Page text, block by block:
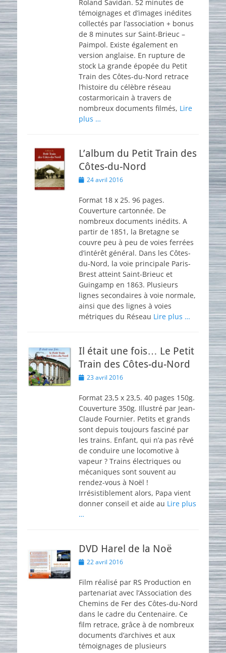
Roland Savidan. 52 minutes de
témoignages et d’images inédites
collectés par l’association + bonus
de 8 minutes sur Saint-Brieuc –
Paimpol. Existe également en
version anglaise. En rupture de
stock La grande épopée du Petit
Train des Côtes-du-Nord retrace
l’histoire du célèbre réseau
costarmoricain à travers de
nombreux documents filmés, Lire
plus …
L’album du Petit Train des
Côtes-du-Nord
Posted
24 avril 2016
Format 18 x 25. 96 pages.
Couverture cartonnée. De
nombreux documents inédits. A
partir de 1851, la Bretagne se
couvre peu à peu de voies ferrées
d’intérêt général. Dans les Côtes-
du-Nord, la voie principale Paris-
Brest atteint Saint-Brieuc et
Guingamp en 1863. Plusieurs
lignes secondaires à voie normale,
ainsi que des lignes à voies
métriques du Réseau Lire plus …
Il était une fois… Le Petit
Train des Côtes-du-Nord
Posted
23 avril 2016
Format 23,5 x 23,5. 40 pages 150g.
Couverture 350g. Illustré par Jean-
Claude Fournier. Petits et grands
sont depuis toujours fasciné par
les trains. Enfant, qui n’a pas rêvé
de conduire une locomotive à
vapeur ? Trains électriques ou
mécaniques sont souvent au
rendez-vous à Noël !
Irrésistiblement alors, Papa vient
donner conseil et aide au Lire plus
…
DVD Harel de la Noë
Posted
22 avril 2016
Film réalisé par RS Production en
partenariat avec l’Association des
Chemins de Fer des Côtes-du-Nord
dans le cadre du Centenaire. Ce
film retrace, grâce à de nombreux
documents d’archives et aux
témoignages de plusieurs